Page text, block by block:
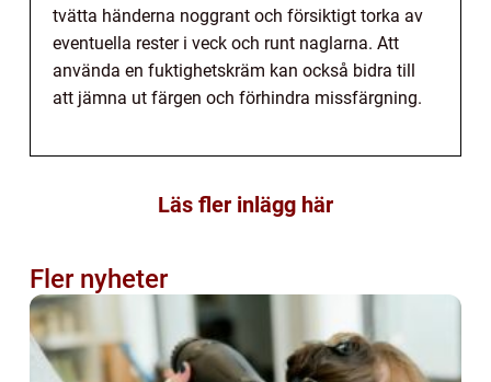
tvätta händerna noggrant och försiktigt torka av
eventuella rester i veck och runt naglarna. Att
använda en fuktighetskräm kan också bidra till
att jämna ut färgen och förhindra missfärgning.
Läs fler inlägg här
Fler nyheter